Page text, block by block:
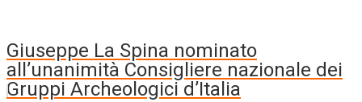
Giuseppe La Spina nominato
all’unanimità Consigliere nazionale dei
Gruppi Archeologici d’Italia